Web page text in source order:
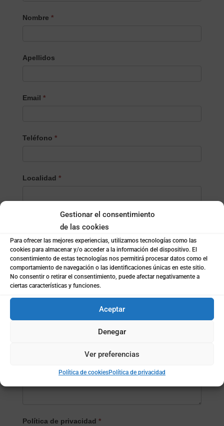
Gestionar el consentimiento
de las cookies
Para ofrecer las mejores experiencias, utilizamos tecnologías como las
cookies para almacenar y/o acceder a la información del dispositivo. El
consentimiento de estas tecnologías nos permitirá procesar datos como el
comportamiento de navegación o las identificaciones únicas en este sitio.
No consentir o retirar el consentimiento, puede afectar negativamente a
ciertas características y funciones.
Aceptar
Denegar
Ver preferencias
Política de cookiesPolítica de privacidad
el
Nombre *
Apellidos
Email *
Teléfono *
Localidad *
¿Empresa o particular?*
Empresa
Particular
Nombre de la empresa*
Subida de archivo (opcional)
Política de privacidad *